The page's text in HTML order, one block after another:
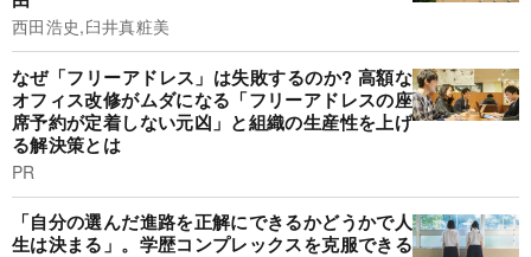
西田浩史,臼井真粧美
なぜ「フリーアドレス」は失敗するのか? 高額な
オフィス改修がムダになる「フリーアドレスの座
席予約が定着しない元凶」と組織の生産性を上げ
る解決策とは
PR
「自分の選んだ進路を正解にできるかどうかで人
生は決まる」。学歴コンプレックスを克服できる